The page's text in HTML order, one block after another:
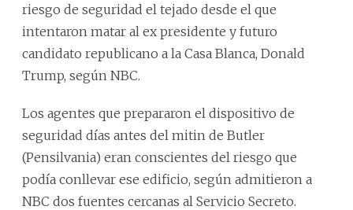
riesgo de seguridad el tejado desde el que
intentaron matar al ex presidente y futuro
candidato republicano a la Casa Blanca, Donald
Trump, según NBC.
Los agentes que prepararon el dispositivo de
seguridad días antes del mitin de Butler
(Pensilvania) eran conscientes del riesgo que
podía conllevar ese edificio, según admitieron a
NBC dos fuentes cercanas al Servicio Secreto.